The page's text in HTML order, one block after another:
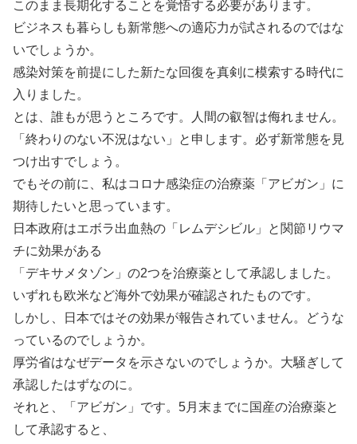
このまま長期化することを覚悟する必要があります。
ビジネスも暮らしも新常態への適応力が試されるのではな
いでしょうか。
感染対策を前提にした新たな回復を真剣に模索する時代に
入りました。
とは、誰もが思うところです。人間の叡智は侮れません。
「終わりのない不況はない」と申します。必ず新常態を見
つけ出すでしょう。
でもその前に、私はコロナ感染症の治療薬「アビガン」に
期待したいと思っています。
日本政府はエボラ出血熱の「レムデシビル」と関節リウマ
チに効果がある
「デキサメタゾン」の2つを治療薬として承認しました。
いずれも欧米など海外で効果が確認されたものです。
しかし、日本ではその効果が報告されていません。どうな
っているのでしょうか。
厚労省はなぜデータを示さないのでしょうか。大騒ぎして
承認したはずなのに。
それと、「アビガン」です。5月末までに国産の治療薬と
して承認すると、